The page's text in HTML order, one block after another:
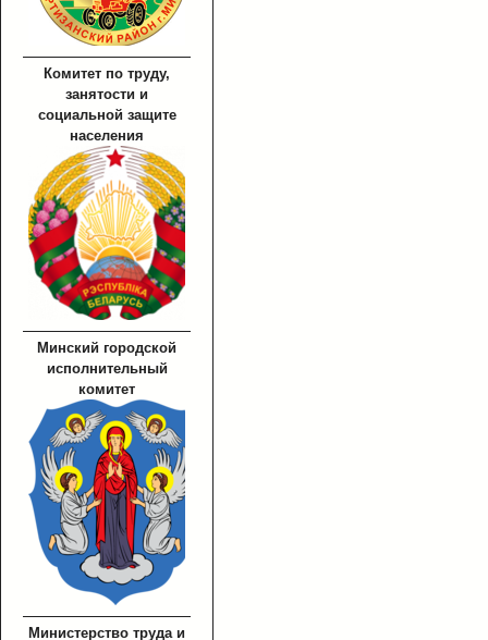
Комитет по труду,
занятости и
социальной защите
населения
Минский городской
исполнительный
комитет
Министерство труда и